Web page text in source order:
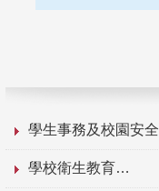
學生事務及校園安全
學校衛生教育